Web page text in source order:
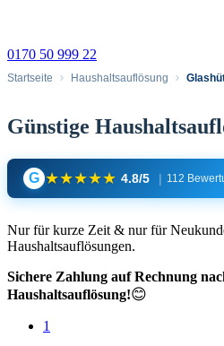
0170 50 999 22
Startseite Haushaltsauflösung
Günstige
G ★★★★★ 4.8/5 | 112
Nur für kurze Zeit & nur für
Haushaltsauflösungen.
Sichere Zahlung auf Rechnung
Haushaltsauflösung!😊
1